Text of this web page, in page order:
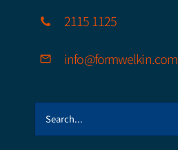
2115 1125
info@formwelkin.com
Search
for: